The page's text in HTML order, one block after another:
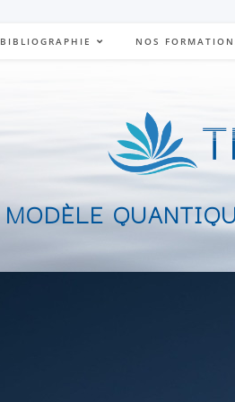
BIBLIOGRAPHIE NOS
MODÈLE